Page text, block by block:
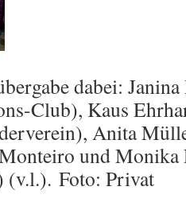
dabei:
Club), Kaus
Anita
und
(v.l.). Foto: Privat